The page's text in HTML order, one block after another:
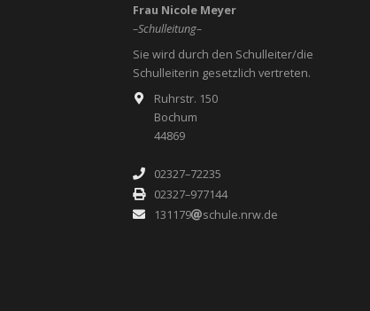
Frau Nicole Meyer
–Schulleitung–
Sie wird durch den Schulleiter/die
Schulleiterin gesetzlich vertreten.
Ruhrstr. 150
Bochum
44869
02327–72235
02327–977144
131179
schule.nrw.de